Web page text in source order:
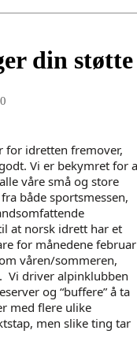
din støtte
for idretten fremover,
Vi er bekymret for
våre små og store
både sportsmessen,
at norsk idrett har et
for månedene februar
våren/sommeren,
Vi driver alpinklubben
og “buffere” å ta
med flere ulike
men slike ting tar